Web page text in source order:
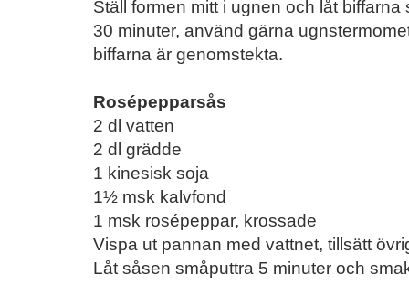
Ställ formen mitt i ugnen och låt
30 minuter, använd gärna
biffarna är genomstekta.
Rosépepparsås
2 dl vatten
2 dl grädde
1 kinesisk soja
1½ msk kalvfond
1 msk rosépeppar, krossade
Vispa ut pannan med vattnet, tillsätt
Låt såsen småputtra 5 minuter och